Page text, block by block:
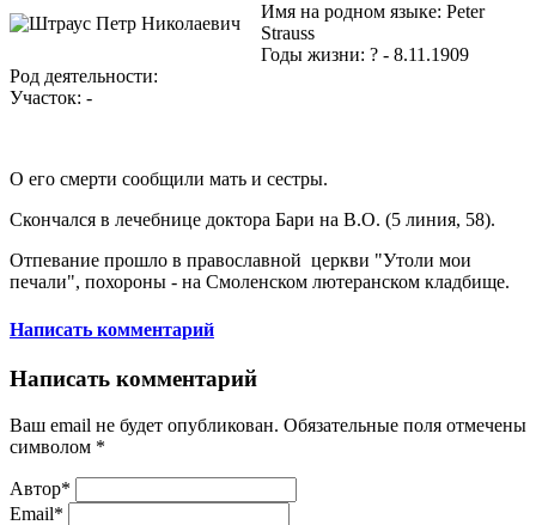
Имя на родном языке: Peter
Strauss
Годы жизни: ? - 8.11.1909
Род деятельности:
Участок: -
О его смерти сообщили мать и сестры.
Скончался в лечебнице доктора Бари на В.О. (5 линия, 58).
Отпевание прошло в православной церкви "Утоли мои
печали", похороны - на Смоленском лютеранском кладбище.
Написать комментарий
Написать комментарий
Ваш email не будет опубликован. Обязательные поля отмечены
символом *
Автор*
Email*